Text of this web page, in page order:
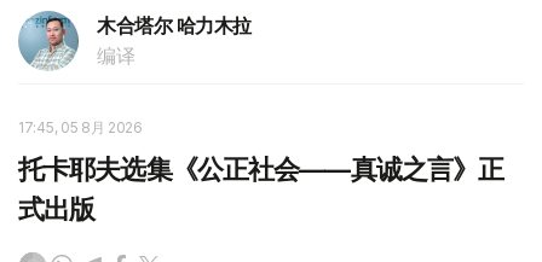
木合塔尔 哈力木拉
编译
17:45, 05 8月 2026
托卡耶夫选集《公正社会——真诚之言》正
式出版